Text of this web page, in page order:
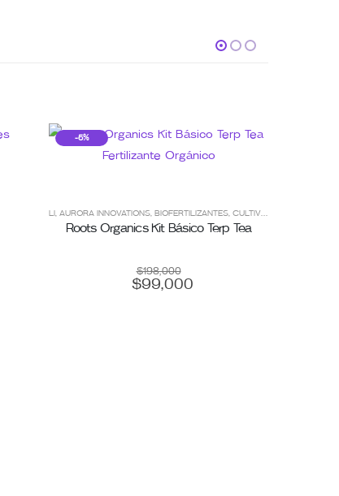
-5%
LI AURORA INNOVATIONS BIOFERTILIZANTES CULTIVO
Roots Organics Kit Básico Terp Tea
$198,000
$99,000